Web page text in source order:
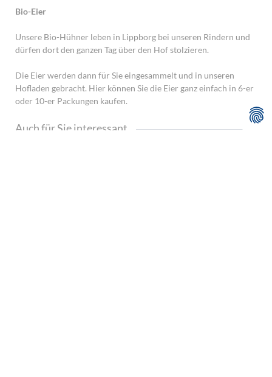
Bio-Eier
Unsere Bio-Hühner leben in Lippborg bei unseren Rindern und
dürfen dort den ganzen Tag über den Hof stolzieren.
Die Eier werden dann für Sie eingesammelt und in unseren
Hofladen gebracht. Hier können Sie die Eier ganz einfach in 6-er
oder 10-er Packungen kaufen.
Auch für Sie interessant